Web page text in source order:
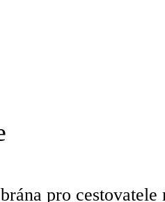
pro cestovatele